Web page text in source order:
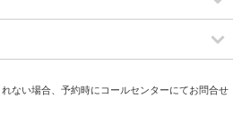
ない場合、予約時にコールセンターにてお問合せ